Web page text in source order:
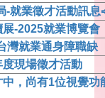
-就業徵才活動訊息
展-2025就業博覽會
灣就業通身障職缺
度現場徵才活動
中，尚有1位視覺功